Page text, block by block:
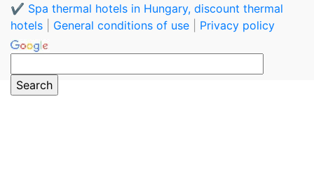
✔️ Spa thermal hotels in Hungary, discount thermal
hotels
General conditions of use Privacy policy